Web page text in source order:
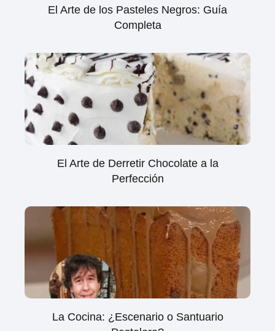
El Arte de los Pasteles Negros: Guía
Completa
El Arte de Derretir Chocolate a la
Perfección
La Cocina: ¿Escenario o Santuario